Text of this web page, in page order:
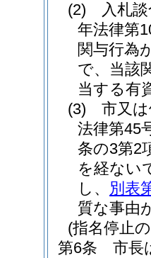
(2)
入札
年法律第
関与行為
で、当該
当する有
(3)
市又
法律第45
条の3第2
を経ない
し、 別表
質な事由
(指名停止
第6条
市長